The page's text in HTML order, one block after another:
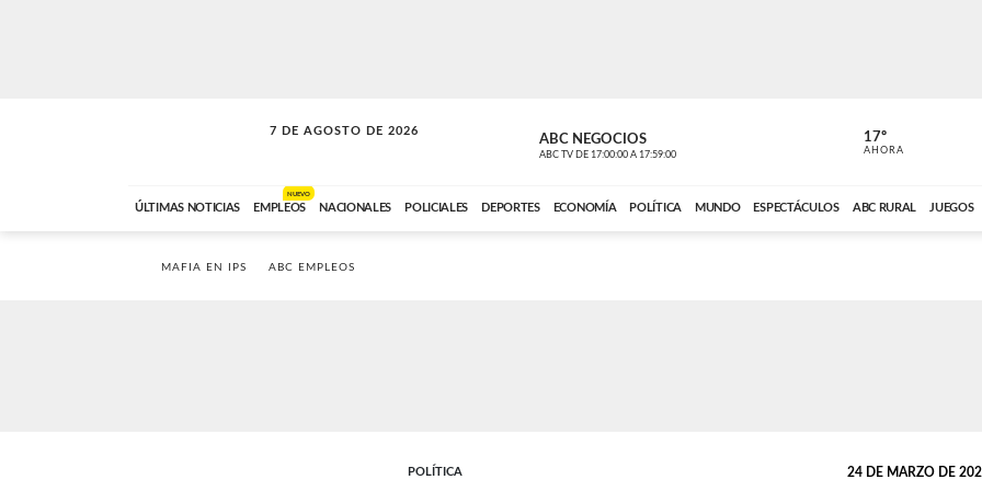
7 DE AGOSTO DE 2026
VITAMINAS ABC NEGOCIOS
ABC TV DE 17:00:00 A 17:59:00 ABC CARDINAL
17º
AHORA
ÚLTIMAS NOTICIAS EMPLEOS
NUEVO
NACIONALES POLICIALES DEPORTES ECONOMÍA POLÍTICA MUNDO ESPECTÁCULOS ABC RURAL JUEGOS
MAFIA EN IPS ABC EMPLEOS
POLÍTICA 24 DE MARZO DE